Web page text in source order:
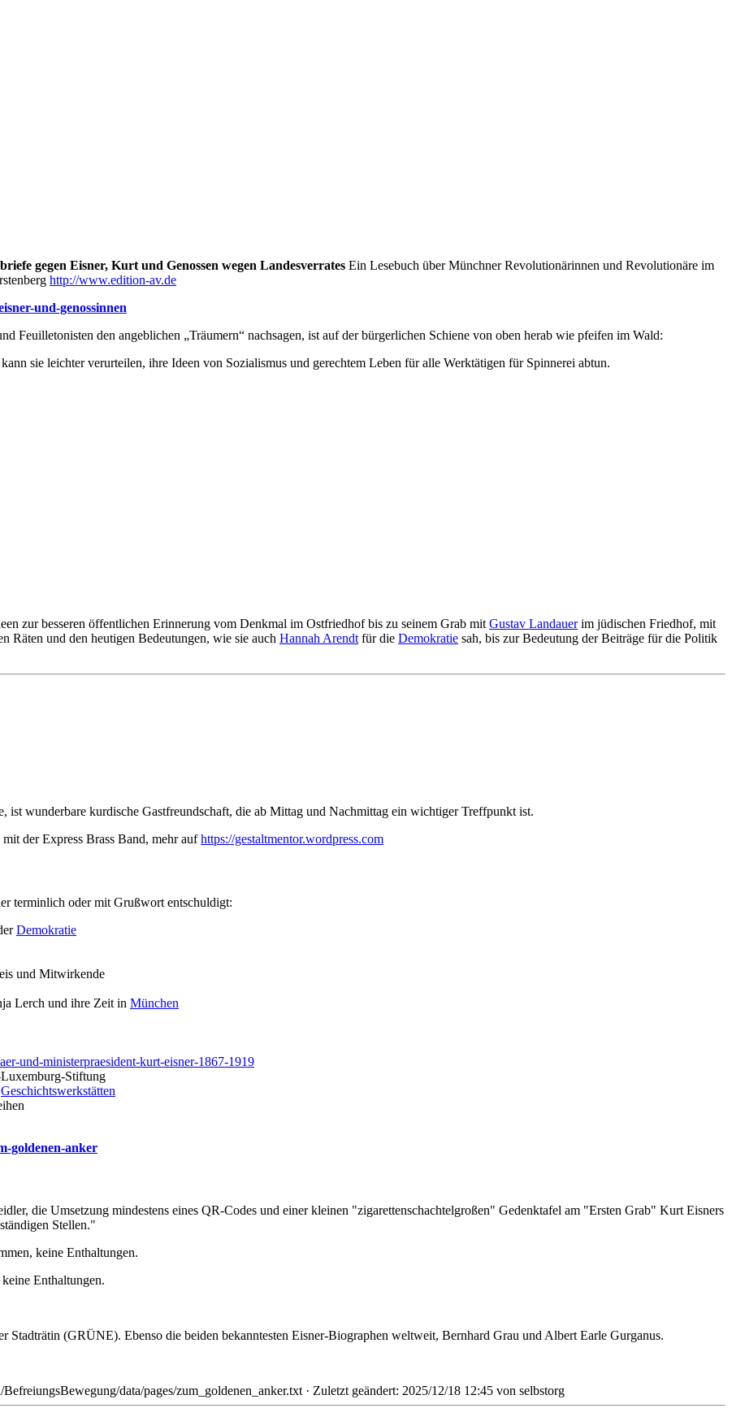
gegen Eisner, Kurt und Genossen wegen Landesverrates Ein Lesebuch über Münchner Revolutionärinnen und Revolutionäre im
http://www.edition-av.de
und-genossinnen
Feuilletonisten den angeblichen „Träumern“ nachsagen, ist auf der bürgerlichen Schiene von oben herab wie pfeifen im Wald:
sie leichter verurteilen, ihre Ideen von Sozialismus und gerechtem Leben für alle Werktätigen für Spinnerei abtun.
zur besseren öffentlichen Erinnerung vom Denkmal im Ostfriedhof bis zu seinem Grab mit Gustav Landauerim jüdischen Friedhof, mit
Räten und den heutigen Bedeutungen, wie sie auch Hannah Arendt für die Demokratie sah, bis zur Bedeutung der Beiträge für die Politik
ist wunderbare kurdische Gastfreundschaft, die ab Mittag und Nachmittag ein wichtiger Treffpunkt ist.
der Express Brass Band, mehr aufhttps://gestaltmentor.wordpress.com
terminlich oder mit Grußwort entschuldigt:
Demokratie
und Mitwirkende
Lerch und ihre Zeit in München
und-ministerpraesident-kurt-eisner-1867-1919
Stiftung
Geschichtswerkstätten
goldenen-anker
die Umsetzung mindestens eines QR-Codes und einer kleinen "zigarettenschachtelgroßen" Gedenktafel am "Ersten Grab" Kurt Eisners
Stellen."
keine Enthaltungen.
Enthaltungen.
(GRÜNE). Ebenso die beiden bekanntesten Eisner-Biographen weltweit, Bernhard Grau und Albert Earle Gurganus.
data/pages/zum_goldenen_anker.txt · Zuletzt geändert: 2025/12/18 12:45 von selbstorg